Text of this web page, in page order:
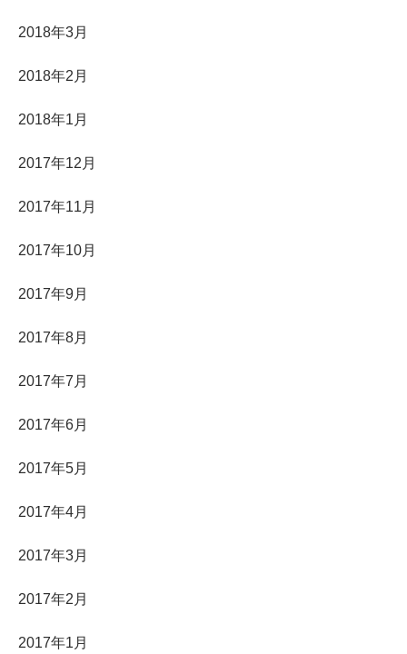
2018年3月
2018年2月
2018年1月
2017年12月
2017年11月
2017年10月
2017年9月
2017年8月
2017年7月
2017年6月
2017年5月
2017年4月
2017年3月
2017年2月
2017年1月